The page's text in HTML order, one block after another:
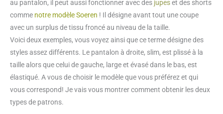
au pantalon, il peut aussi fonctionner avec des jupeset des shorts
comme notre modèle Soeren ! Il désigne avant tout une coupe
avec un surplus de tissu froncé au niveau de la taille.
Voici deux exemples, vous voyez ainsi que ce terme désigne des
styles assez différents. Le pantalon à droite, slim, est plissé à la
taille alors que celui de gauche, large et évasé dans le bas, est
élastiqué. A vous de choisir le modèle que vous préférez et qui
vous correspond! Je vais vous montrer comment obtenir les deux
types de patrons.